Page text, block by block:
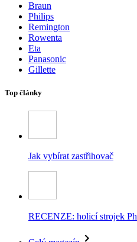
Braun
Philips
Remington
Rowenta
Eta
Panasonic
Gillette
Top články
Jak vybírat zastřihovač
RECENZE: holicí strojek